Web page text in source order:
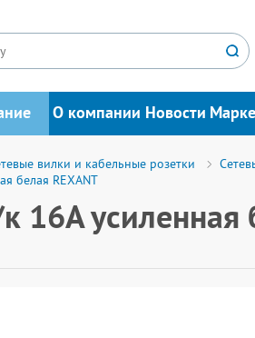
О компании Новости
вилки и кабельные розетки
белая REXANT
16А усиленная